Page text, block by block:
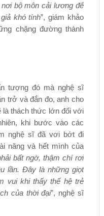
bộ môn cải lương để
khó tính”, giám khảo
chặng đường thành
tượng đó mà nghệ sĩ
trở và đắn đo, anh cho
là thách thức lớn đối với
khi bước vào các
nghệ sĩ đã vơi bớt đi
năng và hết mình của
bất ngờ, thậm chí rơi
lần. Đây là những giọt
vui khi thấy thế hệ trẻ
của thời đại”, nghệ sĩ